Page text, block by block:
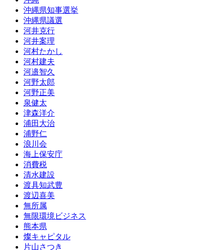
沖縄県知事選挙
沖縄県議選
河井克行
河井案理
河村たかし
河村建夫
河邉智久
河野太郎
河野正美
泉健太
津森洋介
浦田大治
浦野仁
浪川会
海上保安庁
消費税
清水建設
渡具知武豊
渡辺喜美
無所属
無限環境ビジネス
熊本県
燦キャピタル
片山さつき